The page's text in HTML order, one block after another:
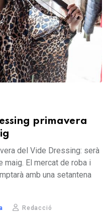
primavera
del Vide Dressing: serà
maig. El mercat de roba i
amb una setantena
Redacció